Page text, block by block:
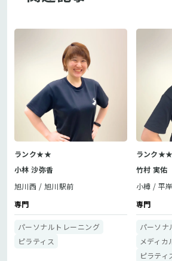
ランク★★
小林 沙弥香
旭川西
旭川駅前
専門
パーソナルトレーニング
ピラティス
ランク
竹村 実佑
小樽
平岸
専門
パーソナ
メディ
ピラティ